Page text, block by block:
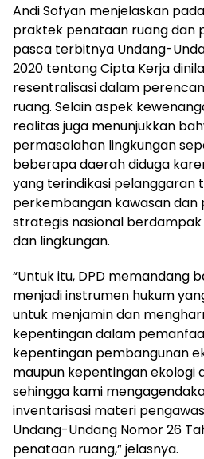
Andi Sofyan menjelaskan
praktek penataan ruang dan
pasca terbitnya Undang-
2020 tentang Cipta Kerja
resentralisasi dalam
ruang. Selain aspek
realitas juga menunjukkan
permasalahan lingkungan
beberapa daerah diduga
yang terindikasi pelanggaran
perkembangan kawasan
strategis nasional
dan lingkungan.
“Untuk itu, DPD memandang
menjadi instrumen hukum
untuk menjamin dan
kepentingan dalam
kepentingan pembangunan
maupun kepentingan ekologi
sehingga kami
inventarisasi materi
Undang-Undang Nomor 26
penataan ruang,” jelasnya.